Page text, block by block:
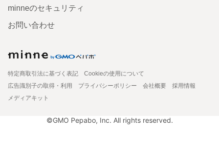
minneのセキュリティ
お問い合わせ
特定商取引法に基づく表記
Cookieの使用について
広告識別子の取得・利用
プライバシーポリシー 会社概要
採用情報
メディアキット
©GMO Pepabo, Inc. All rights reserved.